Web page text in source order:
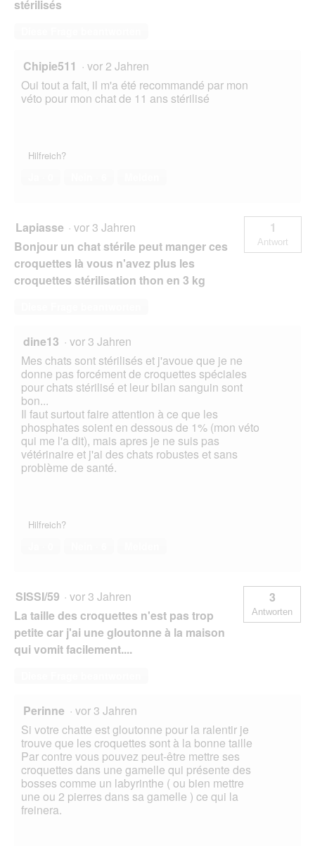
stérilisés
Chipie511 · vor 2 Jahren
Oui tout a fait, il m'a été recommandé par mon
véto pour mon chat de 11 ans stérilisé
Hilfreich?
Lapiasse · vor 3 Jahren
Bonjour un chat stérile peut manger ces
croquettes là vous n'avez plus les
croquettes stérilisation thon en 3 kg
1
Antwort
dine13 · vor 3 Jahren
Mes chats sont stérilisés et j'avoue que je ne
donne pas forcément de croquettes spéciales
pour chats stérilisé et leur bilan sanguin sont
bon...
Il faut surtout faire attention à ce que les
phosphates soient en dessous de 1% (mon véto
qui me l'a dit), mais apres je ne suis pas
vétérinaire et j'ai des chats robustes et sans
problème de santé.
Hilfreich?
SISSI/59 · vor 3 Jahren
La taille des croquettes n'est pas trop
petite car j'ai une gloutonne à la maison
qui vomit facilement....
3
Antworten
Perinne · vor 3 Jahren
Si votre chatte est gloutonne pour la ralentir je
trouve que les croquettes sont à la bonne taille
Par contre vous pouvez peut-être mettre ses
croquettes dans une gamelle qui présente des
bosses comme un labyrinthe ( ou bien mettre
une ou 2 pierres dans sa gamelle ) ce qui la
freinera.